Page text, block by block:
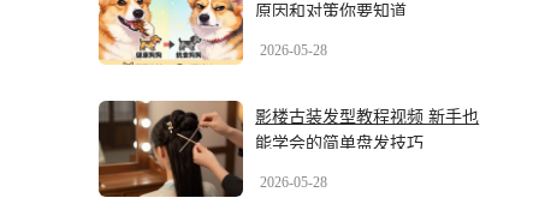
原因和对策你要知道
2026-05-28
影楼古装发型教程视频 新手也
能学会的简单盘发技巧
2026-05-28